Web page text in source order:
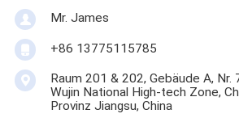
Mr. James
+86 13775115785
Raum 201 & 202, Gebäude A, Nr.
Wujin National High-tech Zone,
Provinz Jiangsu, China